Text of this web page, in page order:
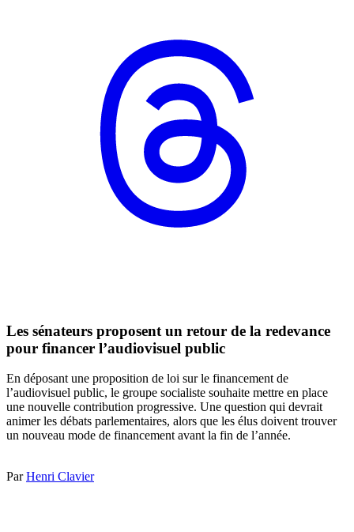
Les sénateurs proposent un retour de la redevance
pour financer l’audiovisuel public
En déposant une proposition de loi sur le financement de
l’audiovisuel public, le groupe socialiste souhaite mettre en place
une nouvelle contribution progressive. Une question qui devrait
animer les débats parlementaires, alors que les élus doivent trouver
un nouveau mode de financement avant la fin de l’année.
ParHenri Clavier